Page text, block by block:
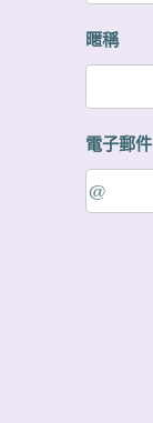
暱稱
電子郵件